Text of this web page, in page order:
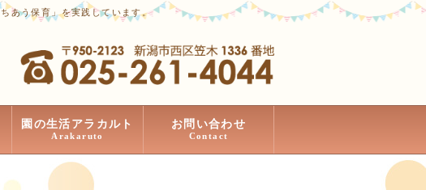
あう保育」を実践しています。
園の生活アラカルト
Arakaruto
お問い合わせ
Contact